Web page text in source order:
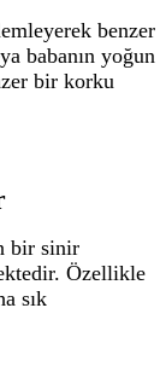
benzer
babanın yoğun
bir korku
bir sinir
Özellikle
sık